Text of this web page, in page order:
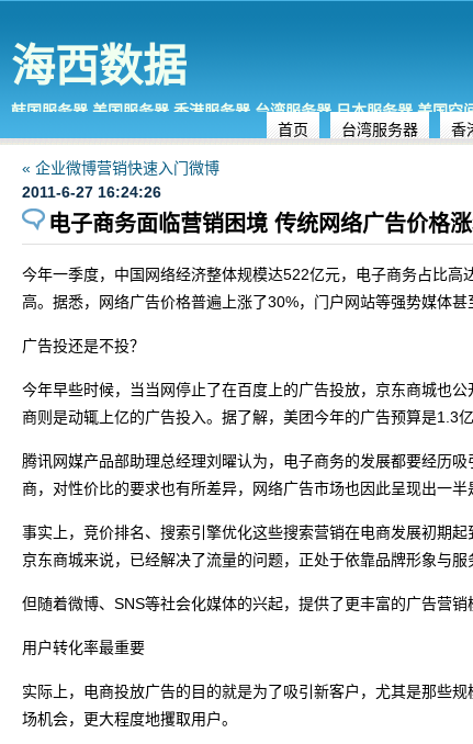
海西数据
韩国服务器,美国服务器,香港服务器,台湾服务器,日本服务器,美国空
首页
台湾服务器 香
« 企业微博营销快速入门微博
2011-6-27 16:24:26
电子商务面临营销困境 传统网络广告价格
今年一季度，中国网络经济整体规模达522亿元，电子商务占比
高。据悉，网络广告价格普遍上涨了30%，门户网站等强势媒体
广告投还是不投？
今年早些时候，当当网停止了在百度上的广告投放，京东商城也
商则是动辄上亿的广告投入。据了解，美团今年的广告预算是1.3
腾讯网媒产品部助理总经理刘曜认为，电子商务的发展都要经历
商，对性价比的要求也有所差异，网络广告市场也因此呈现出一半
事实上，竞价排名、搜索引擎优化这些搜索营销在电商发展初期
京东商城来说，已经解决了流量的问题，正处于依靠品牌形象与
但随着微博、SNS等社会化媒体的兴起，提供了更丰富的广告营
用户转化率最重要
实际上，电商投放广告的目的就是为了吸引新客户，尤其是那些
场机会，更大程度地攫取用户。